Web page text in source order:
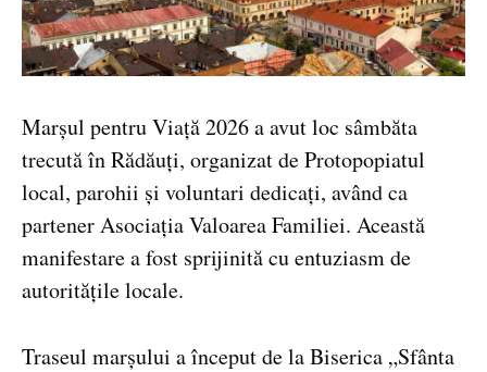
Marșul pentru Viață 2026 a avut loc sâmbăta
trecută în Rădăuți, organizat de Protopopiatul
local, parohii și voluntari dedicați, având ca
partener Asociația Valoarea Familiei. Această
manifestare a fost sprijinită cu entuziasm de
autoritățile locale.
Traseul marșului a început de la Biserica „Sfânta